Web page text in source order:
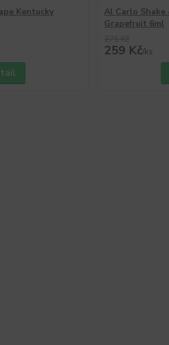
Kentucky
Al Carlo Shake
Grapefruit 6ml
259 Kč/ks